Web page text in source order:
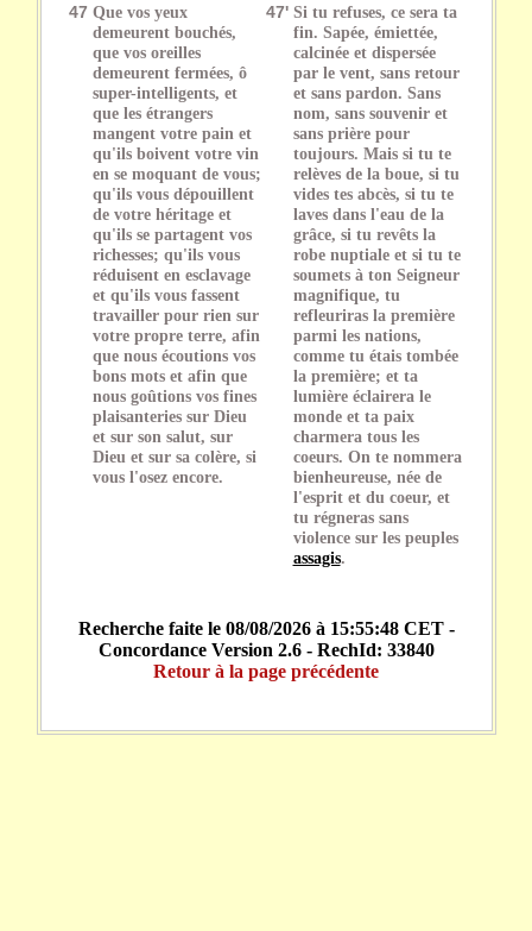
47 Que vos yeux
demeurent bouchés,
que vos oreilles
demeurent fermées, ô
super-intelligents, et
que les étrangers
mangent votre pain et
qu'ils boivent votre vin
en se moquant de vous;
qu'ils vous dépouillent
de votre héritage et
qu'ils se partagent vos
richesses; qu'ils vous
réduisent en esclavage
et qu'ils vous fassent
travailler pour rien sur
votre propre terre, afin
que nous écoutions vos
bons mots et afin que
nous goûtions vos fines
plaisanteries sur Dieu
et sur son salut, sur
Dieu et sur sa colère, si
vous l'osez encore.
47' Si tu refuses, ce sera ta
fin. Sapée, émiettée,
calcinée et dispersée
par le vent, sans retour
et sans pardon. Sans
nom, sans souvenir et
sans prière pour
toujours. Mais si tu te
relèves de la boue, si tu
vides tes abcès, si tu te
laves dans l'eau de la
grâce, si tu revêts la
robe nuptiale et si tu te
soumets à ton Seigneur
magnifique, tu
refleuriras la première
parmi les nations,
comme tu étais tombée
la première; et ta
lumière éclairera le
monde et ta paix
charmera tous les
coeurs. On te nommera
bienheureuse, née de
l'esprit et du coeur, et
tu régneras sans
violence sur les peuples
assagis.
Recherche faite le 08/08/2026 à 15:55:48 CET -
Concordance Version 2.6 - RechId: 33840
Retour à la page précédente